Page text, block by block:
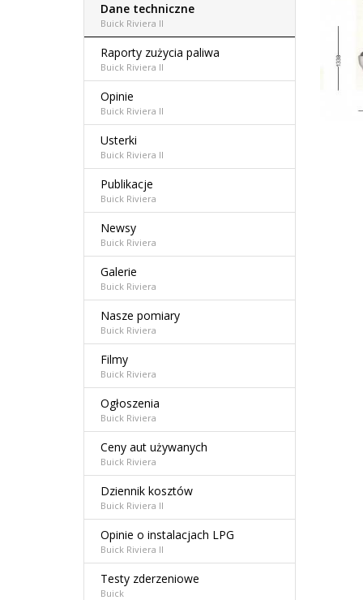
Dane techniczne
Buick Riviera II
Raporty zużycia paliwa
Buick Riviera II
Opinie
Buick Riviera II
Usterki
Buick Riviera II
Publikacje
Buick Riviera
Newsy
Buick Riviera
Galerie
Buick Riviera
Nasze pomiary
Buick Riviera
Filmy
Buick Riviera
Ogłoszenia
Buick Riviera
Ceny aut używanych
Buick Riviera
Dziennik kosztów
Buick Riviera II
Opinie o instalacjach LPG
Buick Riviera II
Testy zderzeniowe
Buick